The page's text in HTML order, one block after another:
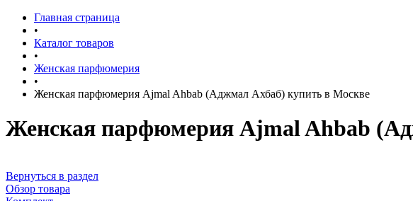
Главная страница
•
Каталог товаров
•
Женская парфюмерия
•
Женская парфюмерия Ajmal Ahbab (Аджмал Ахбаб) купить в Москве
Женская парфюмерия Ajmal Ahbab
Вернуться в раздел
Обзор товара